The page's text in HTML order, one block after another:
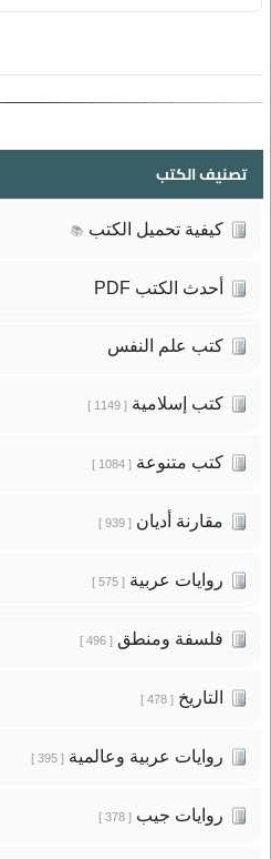
تصنيف الكتب
كيفية تحميل الكتب 📚
أحدث الكتب PDF
كتب علم النفس
كتب إسلامية[ 1149 ]
كتب متنوعة[ 1084 ]
مقارنة أديان[ 939 ]
روايات عربية[ 575 ]
فلسفة ومنطق[ 496 ]
التاريخ[ 478 ]
روايات عربية وعالمية[ 395 ]
روايات جيب[ 378 ]